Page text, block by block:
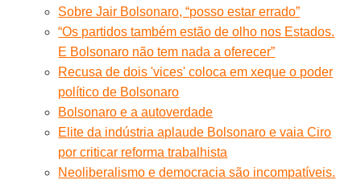
Sobre Jair Bolsonaro, “posso estar errado”
“Os partidos também estão de olho nos Estados.
E Bolsonaro não tem nada a oferecer”
Recusa de dois 'vices' coloca em xeque o poder
político de Bolsonaro
Bolsonaro e a autoverdade
Elite da indústria aplaude Bolsonaro e vaia Ciro
por criticar reforma trabalhista
Neoliberalismo e democracia são incompatíveis.